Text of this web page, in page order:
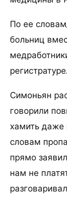
По ее
больниц
регистратуре.
Симоньян
говорили
хамить даже
словам
прямо
нам не